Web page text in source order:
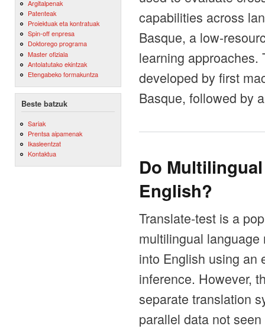
Argitalpenak
Patenteak
Proiektuak eta kontratuak
Spin-off enpresa
Doktorego programa
Master ofiziala
Antolatutako ekintzak
Etengabeko formakuntza
Beste batzuk
Sariak
Prentsa aipamenak
Ikasleentzat
Kontaktua
capabilities across
Basque, a low-
learning approaches.
developed by first
Basque, followed by
Do
English?
Translate-test is a
multilingual
into English using an
inference. However,
separate translation
parallel data not